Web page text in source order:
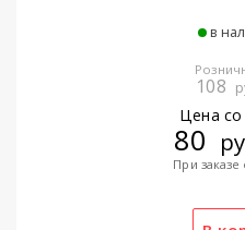
в
108
Цена со
80
При заказе